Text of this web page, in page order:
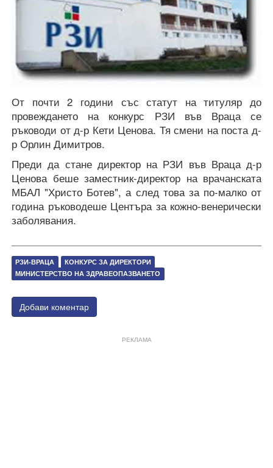
От почти 2 години със статут на титуляр до
провеждането на конкурс РЗИ във Враца се
ръководи от д-р Кети Ценова. Тя смени на поста д-
р Орлин Димитров.
Преди да стане директор на РЗИ във Враца д-р
Ценова беше заместник-директор на врачанската
МБАЛ "Христо Ботев", а след това за по-малко от
година ръководеше Центъра за кожно-венерически
заболявания.
РЗИ-ВРАЦА
КОНКУРС ЗА ДИРЕКТОРИ
МИНИСТЕРСТВО НА ЗДРАВЕОПАЗВАНЕТО
Добави коментар
РЕКЛАМА